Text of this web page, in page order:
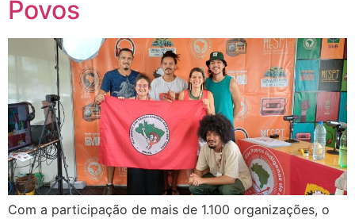
Povos
Com a participação de mais de 1.100 organizações, o